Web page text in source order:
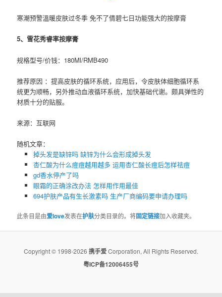
寒潮预警溫暖皮肤过冬季 免不了倩碧七日功能强大的按摩膏
5、雪花秀睿率按摩膏
规格型号/价钱：180Ml/RMB490
推荐原因 ：提高皮肤的循环系统，应用后，令皮肤体细胞循环系
统更为顺畅，另外推动血液循环系统，加快基础代谢。颇具弹性的
材质十分的贴服。
来源：互联网
随机文章：
掉头发是缺锌吗 缺锌为什么会形成掉头发
杏仁酸为什么痘痘越用越多 运用杏仁酸长痘后怎样祛痘
gd香水停产了吗
眼霜的正确涂改办法 怎样用作用最佳
694护肤产品有生长激素吗 生产厂商编码要申请办理吗
此条目是由爱love发表在护肤分类目录的。将固定链接加入收藏夹。
Copyright © 1998-2026 携手爱Corporation, All Rights Reserved.
粤ICP备12006455号